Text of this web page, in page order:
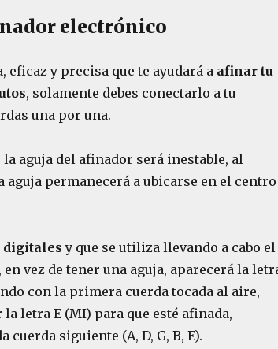
electrónico
y precisa que te ayudará a afinar tu
, solamente debes conectarlo a tu
una por una.
aguja del afinador será inestable, al
aguja permanecerá a ubicarse en el centro
digitales y que se utiliza llevando a cabo el
vez de tener una aguja, aparecerá la
con la primera cuerda tocada al aire,
letra E (MI) para que esté afinada,
siguiente (A, D, G, B, E).